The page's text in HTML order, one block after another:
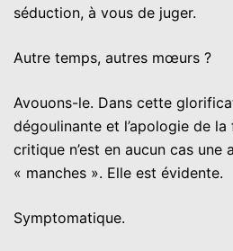
séduction, à vous de juger.
Autre temps, autres mœurs ?
Avouons-le. Dans cette
dégoulinante et l’apologie de
critique n’est en aucun cas une
« manches ». Elle est évidente.
Symptomatique.